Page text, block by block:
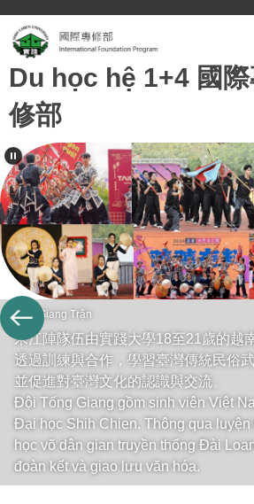
跳
到
主
內
區
Du học hệ 1+4 國
修部
Tống Giang Trận
宋江陣隊伍由實踐大學18至21歲的越
透過訓練與合作，學習臺灣傳統民俗
並促進對臺灣文化的認識與交流。
Đội Tống Giang gồm sinh viên Việt
Đại học Shih Chien. Thông qua
học võ dân gian truyền thống Đài
đoàn kết và giao lưu văn hóa.